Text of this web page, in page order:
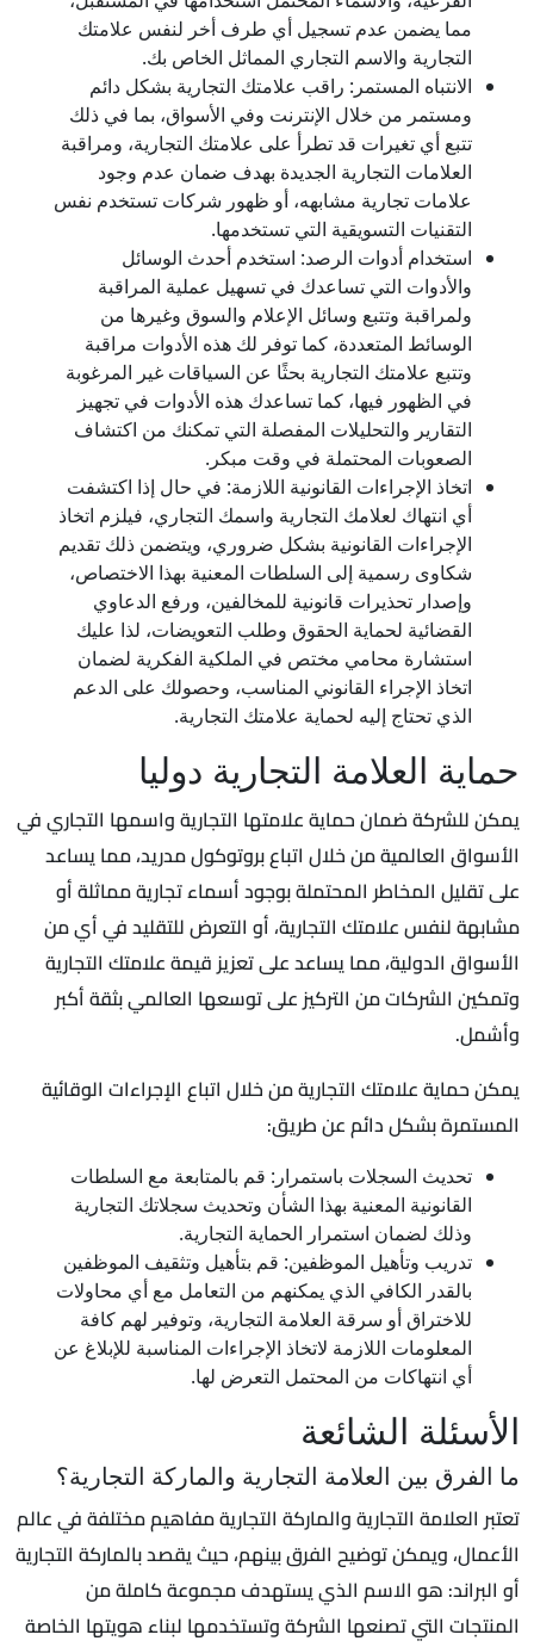
مما يضمن عدم تسجيل أي طرف أخر لنفس علامتك
التجارية والاسم التجاري المماثل الخاص بك.
الانتباه المستمر: راقب علامتك التجارية بشكل دائم
ومستمر من خلال الإنترنت وفي الأسواق، بما في ذلك
تتبع أي تغيرات قد تطرأ على علامتك التجارية، ومراقبة
العلامات التجارية الجديدة بهدف ضمان عدم وجود
علامات تجارية مشابهه، أو ظهور شركات تستخدم نفس
التقنيات التسويقية التي تستخدمها.
استخدام أدوات الرصد: استخدم أحدث الوسائل
والأدوات التي تساعدك في تسهيل عملية المراقبة
ولمراقبة وتتبع وسائل الإعلام والسوق وغيرها من
الوسائط المتعددة، كما توفر لك هذه الأدوات مراقبة
وتتبع علامتك التجارية بحثًا عن السياقات غير المرغوبة
في الظهور فيها، كما تساعدك هذه الأدوات في تجهيز
التقارير والتحليلات المفصلة التي تمكنك من اكتشاف
الصعوبات المحتملة في وقت مبكر.
اتخاذ الإجراءات القانونية اللازمة: في حال إذا اكتشفت
أي انتهاك لعلامك التجارية واسمك التجاري، فيلزم اتخاذ
الإجراءات القانونية بشكل ضروري، ويتضمن ذلك تقديم
شكاوى رسمية إلى السلطات المعنية بهذا الاختصاص،
وإصدار تحذيرات قانونية للمخالفين، ورفع الدعاوي
القضائية لحماية الحقوق وطلب التعويضات، لذا عليك
استشارة محامي مختص في الملكية الفكرية لضمان
اتخاذ الإجراء القانوني المناسب، وحصولك على الدعم
الذي تحتاج إليه لحماية علامتك التجارية.
حماية العلامة التجارية دوليا
يمكن للشركة ضمان حماية علامتها التجارية واسمها التجاري في
الأسواق العالمية من خلال اتباع بروتوكول مدريد، مما يساعد
على تقليل المخاطر المحتملة بوجود أسماء تجارية مماثلة أو
مشابهة لنفس علامتك التجارية، أو التعرض للتقليد في أي من
الأسواق الدولية، مما يساعد على تعزيز قيمة علامتك التجارية
وتمكين الشركات من التركيز على توسعها العالمي بثقة أكبر
وأشمل.
يمكن حماية علامتك التجارية من خلال اتباع الإجراءات الوقائية
المستمرة بشكل دائم عن طريق:
تحديث السجلات باستمرار: قم بالمتابعة مع السلطات
القانونية المعنية بهذا الشأن وتحديث سجلاتك التجارية
وذلك لضمان استمرار الحماية التجارية.
تدريب وتأهيل الموظفين: قم بتأهيل وتثقيف الموظفين
بالقدر الكافي الذي يمكنهم من التعامل مع أي محاولات
للاختراق أو سرقة العلامة التجارية، وتوفير لهم كافة
المعلومات اللازمة لاتخاذ الإجراءات المناسبة للإبلاغ عن
أي انتهاكات من المحتمل التعرض لها.
الأسئلة الشائعة
ما الفرق بين العلامة التجارية والماركة التجارية؟
تعتبر العلامة التجارية والماركة التجارية مفاهيم مختلفة في عالم
الأعمال، ويمكن توضيح الفرق بينهم، حيث يقصد بالماركة التجارية
أو البراند: هو الاسم الذي يستهدف مجموعة كاملة من
المنتجات التي تصنعها الشركة وتستخدمها لبناء هويتها الخاصة